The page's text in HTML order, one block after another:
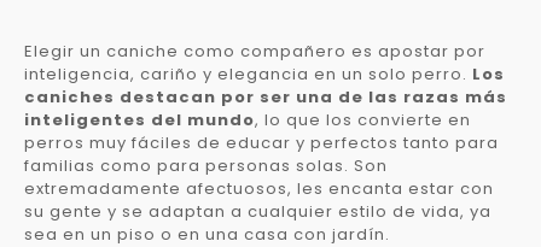
Elegir un caniche como compañero es apostar por
inteligencia, cariño y elegancia en un solo perro. Los
caniches destacan por ser una de las razas más
inteligentes del mundo, lo que los convierte en
perros muy fáciles de educar y perfectos tanto para
familias como para personas solas. Son
extremadamente afectuosos, les encanta estar con
su gente y se adaptan a cualquier estilo de vida, ya
sea en un piso o en una casa con jardín.